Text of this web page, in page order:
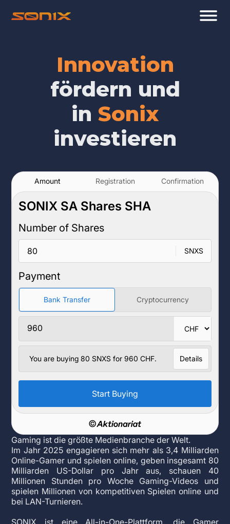
Innovation
fördern und
in Sonix
investieren
Gaming ist die größte Medienbranche der Welt.
Im Jahr 2025 engagieren sich mehr als 3,4 Milliarden
Online-Gamer und spielen online, geben insgesamt 80
Milliarden US-Dollar pro Jahr aus, schauen 40
Millionen Stunden pro Woche Gaming-Videos und
spielen Millionen von kompetitiven Spielen online und
bei LAN-Turnieren.
SONIX ist eine All-in-One-Plattform, die Gamer